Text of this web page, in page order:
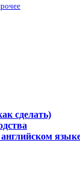
сделать)